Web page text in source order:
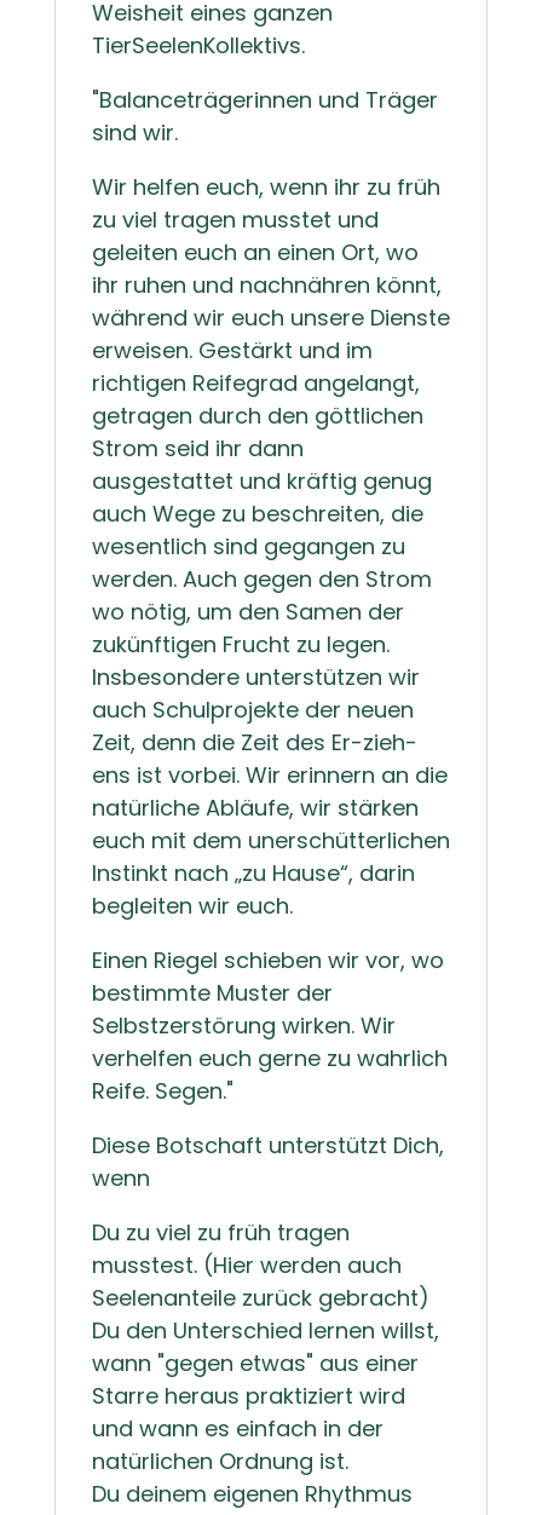
Weisheit eines ganzen
TierSeelenKollektivs.
"Balanceträgerinnen und Träger
sind wir.
Wir helfen euch, wenn ihr zu früh
zu viel tragen musstet und
geleiten euch an einen Ort, wo
ihr ruhen und nachnähren könnt,
während wir euch unsere Dienste
erweisen. Gestärkt und im
richtigen Reifegrad angelangt,
getragen durch den göttlichen
Strom seid ihr dann
ausgestattet und kräftig genug
auch Wege zu beschreiten, die
wesentlich sind gegangen zu
werden. Auch gegen den Strom
wo nötig, um den Samen der
zukünftigen Frucht zu legen.
Insbesondere unterstützen wir
auch Schulprojekte der neuen
Zeit, denn die Zeit des Er-zieh-
ens ist vorbei. Wir erinnern an die
natürliche Abläufe, wir stärken
euch mit dem unerschütterlichen
Instinkt nach „zu Hause“, darin
begleiten wir euch.
Einen Riegel schieben wir vor, wo
bestimmte Muster der
Selbstzerstörung wirken. Wir
verhelfen euch gerne zu wahrlich
Reife. Segen."
Diese Botschaft unterstützt Dich,
wenn
Du zu viel zu früh tragen
musstest. (Hier werden auch
Seelenanteile zurück gebracht)
Du den Unterschied lernen willst,
wann "gegen etwas" aus einer
Starre heraus praktiziert wird
und wann es einfach in der
natürlichen Ordnung ist.
Du deinem eigenen Rhythmus